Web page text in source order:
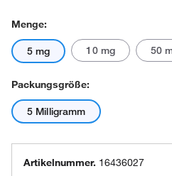
Menge:
5 mg 10 mg 50
Packungsgröße:
5 Milligramm
Artikelnummer. 16436027